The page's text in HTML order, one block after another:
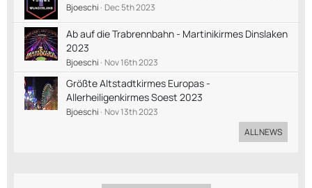
Bjoeschi Dec 5th 2023
Ab auf die Trabrennbahn - Martinikirmes Dinslaken
2023
Bjoeschi Nov 16th 2023
Größte Altstadtkirmes Europas -
Allerheiligenkirmes Soest 2023
Bjoeschi Nov 13th 2023
ALL NEWS